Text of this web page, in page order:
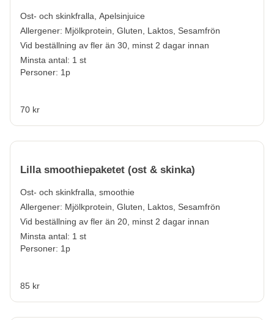
Ost- och skinkfralla, Apelsinjuice
Allergener: Mjölkprotein, Gluten, Laktos, Sesamfrön
Vid beställning av fler än 30, minst 2 dagar innan
Minsta antal: 1 st
Personer: 1p
70 kr
Lilla smoothiepaketet (ost & skinka)
Ost- och skinkfralla, smoothie
Allergener: Mjölkprotein, Gluten, Laktos, Sesamfrön
Vid beställning av fler än 20, minst 2 dagar innan
Minsta antal: 1 st
Personer: 1p
85 kr